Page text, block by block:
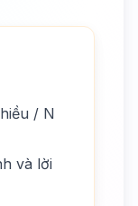
/ N
và lời